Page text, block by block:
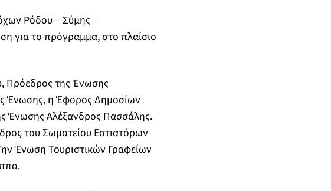
Ρόδου – Σύμης –
για το πρόγραμμα, στο πλαίσιο
Πρόεδρος της Ένωσης
Ένωσης, η Έφορος Δημοσίων
Ένωσης Αλέξανδρος Πασσάλης.
του Σωματείου Εστιατόρων
Ένωση Τουριστικών Γραφείων